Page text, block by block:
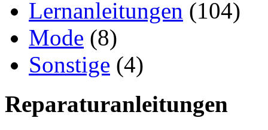
Lernanleitungen (104)
Mode (8)
Sonstige (4)
Reparaturanleitungen